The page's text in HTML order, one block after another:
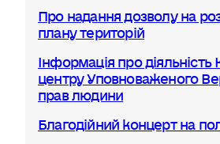
Про надання дозволу на
плану територій
Інформація про діяльність
центру Уповноваженого
прав людини
Благодійний концерт на